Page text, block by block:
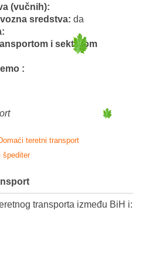
(vučnih):
sredstva:da
i sektorom
:
teretni transport
špediter
transporta između BiH i: